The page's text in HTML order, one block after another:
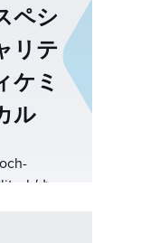
て精製業
者と提携
、チーム
分離パフ
上さ
軽減し、
り強力な
ペシ
リテ
ケミ
ル
は、